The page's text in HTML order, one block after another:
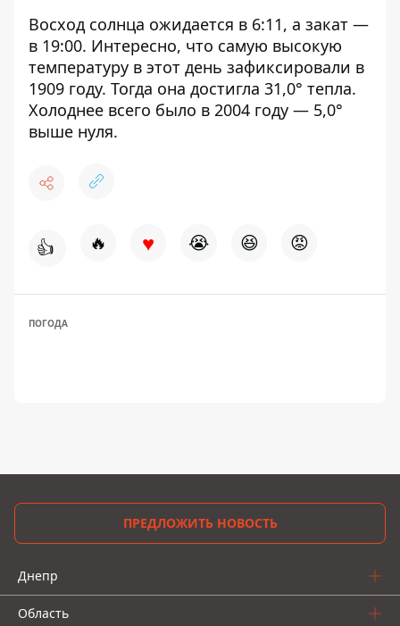
Восход солнца ожидается в 6:11, а закат —
в 19:00. Интересно, что самую высокую
температуру в этот день зафиксировали в
1909 году. Тогда она достигла 31,0° тепла.
Холоднее всего было в 2004 году — 5,0°
выше нуля.
👍 🔥 ♥ 😭 😆 😡
ПОГОДА
ПРЕДЛОЖИТЬ НОВОСТЬ
Днепр
Область